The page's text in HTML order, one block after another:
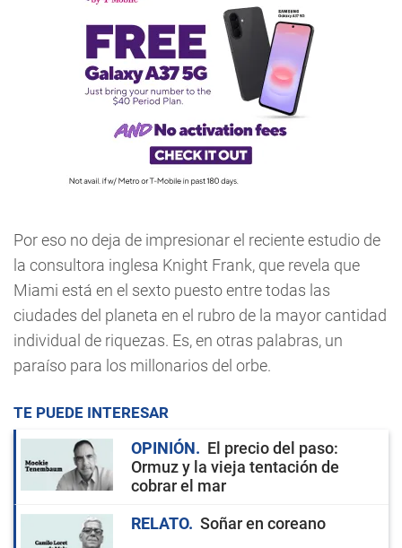
Por eso no deja de impresionar el reciente estudio de
la consultora inglesa Knight Frank, que revela que
Miami está en el sexto puesto entre todas las
ciudades del planeta en el rubro de la mayor cantidad
individual de riquezas. Es, en otras palabras, un
paraíso para los millonarios del orbe.
TE PUEDE INTERESAR
OPINIÓN
El precio del paso:
Ormuz y la vieja tentación de
cobrar el mar
RELATO
Soñar en coreano